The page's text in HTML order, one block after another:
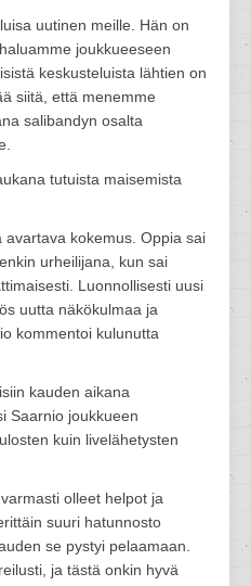
uutinen meille. Hän on
joukkueeseen
keskusteluista lähtien on
siitä, että menemme
salibandyn osalta
tutuista maisemista
avartava kokemus. Oppia sai
urheilijana, kun sai
Luonnollisesti uusi
uutta näkökulmaa ja
kommentoi kulunutta
kauden aikana
Saarnio joukkueen
kuin livelähetysten
olleet helpot ja
suuri hatunnosto
se pystyi pelaamaan.
ja tästä onkin hyvä